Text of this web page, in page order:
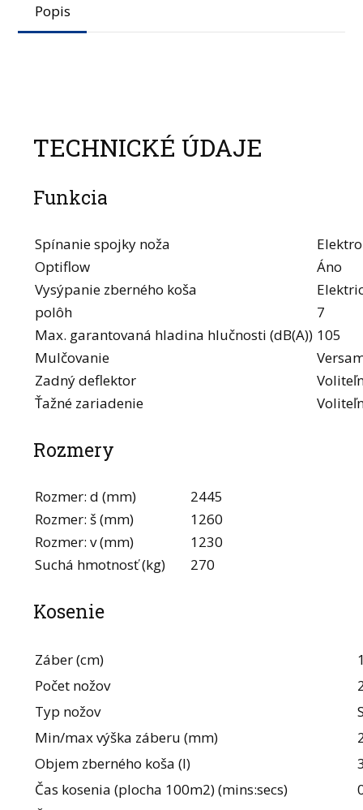
Popis
TECHNICKÉ ÚDAJE
Funkcia
Spínanie spojky noža
Optiflow
Áno
Vysýpanie zberného koša
polôh
7
Max. garantovaná hladina hlučnosti (dB(A)) 105
Mulčovanie
Zadný deflektor
Ťažné zariadenie
Rozmery
Rozmer: d (mm)
2445
Rozmer: š (mm)
1260
Rozmer: v (mm)
1230
Suchá hmotnosť (kg)
270
Kosenie
Záber (cm)
Počet nožov
Typ nožov
Min/max výška záberu (mm)
Objem zberného koša (l)
Čas kosenia (plocha 100m2) (mins:secs)